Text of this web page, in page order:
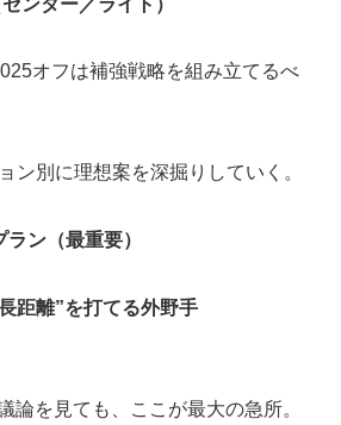
オフは補強戦略を組み立てるべ
ン別に理想案を深掘りしていく。
ラン（最重要）
距離”を打てる外野手
論を見ても、ここが最大の急所。